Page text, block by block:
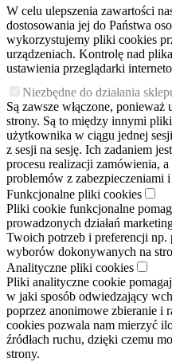
W celu ulepszenia zawartości
dostosowania jej do Państwa
wykorzystujemy pliki cookies
urządzeniach. Kontrolę nad
ustawienia przeglądarki
Niezbędne do działania
Są zawsze włączone,
strony. Są to między innymi
użytkownika w ciągu jednej
z sesji na sesję. Ich zadaniem
procesu realizacji zamówienia,
problemów z zabezpieczeniami
Funkcjonalne pliki cookies
Pliki cookie funkcjonalne
prowadzonych działań
Twoich potrzeb i preferencji np.
wyborów dokonywanych na
Analityczne pliki cookies
Pliki analityczne cookie
w jaki sposób odwiedzający
poprzez anonimowe zbieranie i
cookies pozwala nam mierzyć
źródłach ruchu, dzięki czemu
strony.